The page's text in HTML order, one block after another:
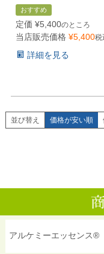
おすすめ
定価 ¥5,400のところ
当店販売価格 ¥5,400税
詳細を見る
並び替え 価格が安い順
アルケミーエッセンス®